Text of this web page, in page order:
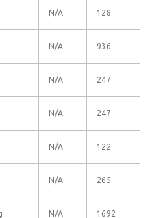
N/A 128
N/A 936
N/A 247
N/A 247
N/A 122
N/A 265
N/A 1692